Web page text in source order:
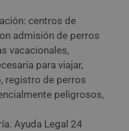
centros de
admisión de perros
vacacionales,
para viajar,
registro de perros
peligrosos,
Ayuda Legal 24